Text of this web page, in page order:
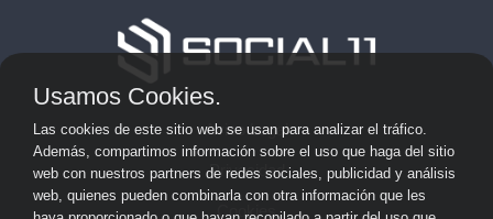
Aviso Legal
Privacidad
Cookies
Usamos Cookies.
Las cookies de este sitio web se usan para analizar el tráfico.
Además, compartimos información sobre el uso que haga del sitio
web con nuestros partners de redes sociales, publicidad y análisis
web, quienes pueden combinarla con otra información que les